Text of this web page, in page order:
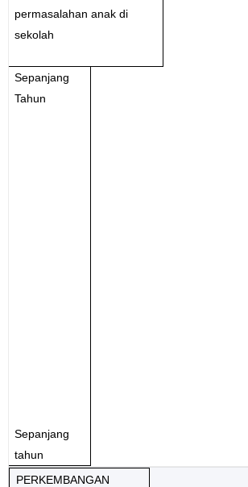
permasalahan anak di
sekolah
Sepanjang
Tahun
Sepanjang
tahun
PERKEMBANGAN